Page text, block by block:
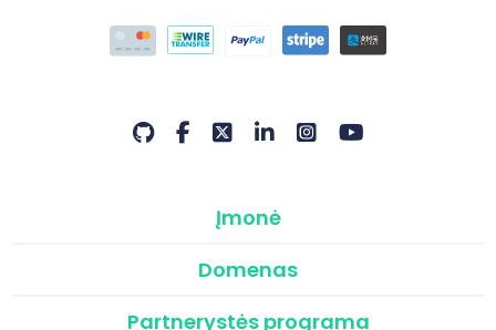
Įmonė
Domenas
Partnerystės programa